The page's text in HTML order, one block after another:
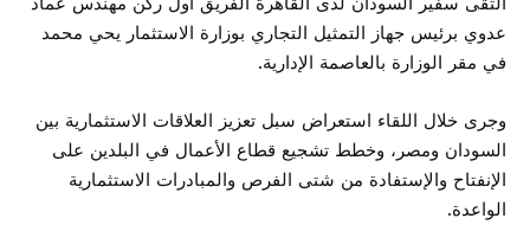
عدوي برئيس جهاز التمثيل التجاري بوزارة الاستثمار يحي محمد
في مقر الوزارة بالعاصمة الإدارية.
وجرى خلال اللقاء استعراض سبل تعزيز العلاقات الاستثمارية بين
السودان ومصر، وخطط تشجيع قطاع الأعمال في البلدين على
الإنفتاح والإستفادة من شتى الفرص والمبادرات الاستثمارية
الواعدة.